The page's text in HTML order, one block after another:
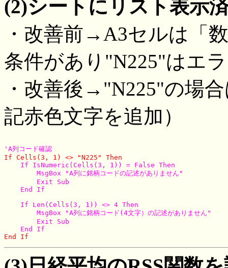
(2)シートにリスト表示
・改善前→A3セルは「
条件があり"N225"はエ
・改善後→"N225"の場
記赤色文字を追加）
'A列コード確認
If Cells(3, 1) <> "N225" Then
If IsNumeric(Cells(3, 1)) = False Then
        MsgBox "A列に銘柄コードの記述がありません"
        Exit Sub
    End If
    If Len(Cells(3, 1)) <> 4 Then
        MsgBox "A列に銘柄コード(4文字）の記述がありません"
        Exit Sub